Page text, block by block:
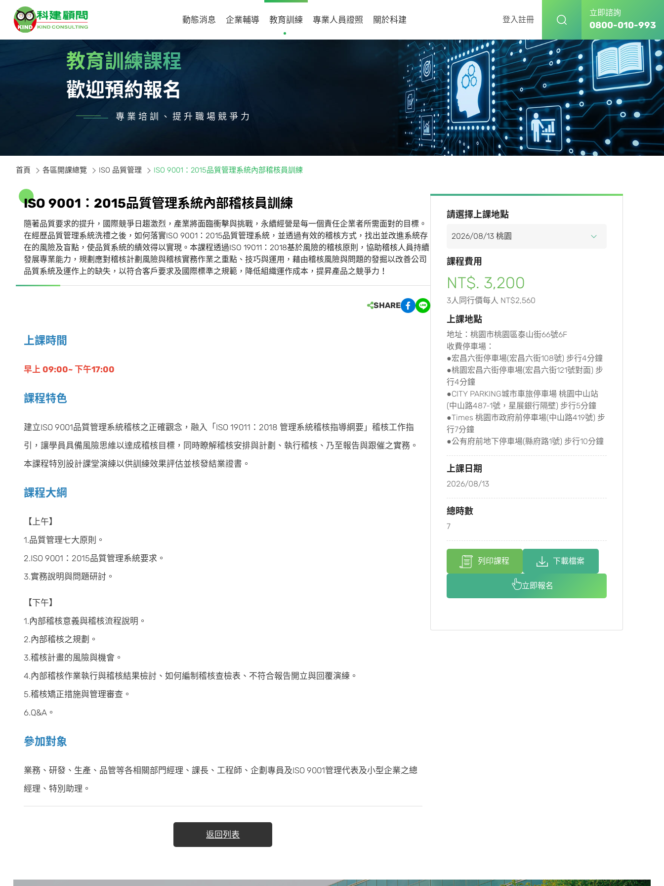
動態消息 企業輔導 教育訓練 專業人員證照 關於科建 登入註冊
立即諮詢
0800-010-993
教育訓練課程
歡迎預約報名
專業培訓、提升職場競爭力
首頁 各區開課總覽 ISO 品質管理 ISO 9001：2015品質管理系統內部稽核員訓練
ISO 9001 ： 2015品質管理系統內部稽核員訓練
隨著品質要求的提升，國際競爭日趨激烈，產業將面臨衝擊與挑戰，永續經營是每一個責任企業者所需面對的目標。
在經歷品質管理系統洗禮之後，如何落實ISO 9001：2015品質管理系統，並透過有效的稽核方式，找出並改進系統存
在的風險及盲點，使品質系統的績效得以實現。本課程透過ISO 19011：2018基於風險的稽核原則，協助稽核人員持續
發展專業能力，規劃應對稽核計劃風險與稽核實務作業之重點、技巧與運用，藉由稽核風險與問題的發掘以改善公司
品質系統及運作上的缺失，以符合客戶要求及國際標準之規範，降低組織運作成本，提昇產品之競爭力！
SHARE
上課時間
早上 09:00~ 下午17:00
課程特色
建立ISO 9001品質管理系統稽核之正確觀念，融入「ISO 19011：2018 管理系統稽核指導綱要」稽核工作指
引，讓學員具備風險思維以達成稽核目標，同時瞭解稽核安排與計劃、執行稽核、乃至報告與跟催之實務。
本課程特別設計課堂演練以供訓練效果評估並核發結業證書。
課程大綱
【上午】
1.品質管理七大原則。
2.ISO 9001：2015品質管理系統要求。
3.實務說明與問題研討。
【下午】
1.內部稽核意義與稽核流程說明。
2.內部稽核之規劃。
3.稽核計畫的風險與機會。
4.內部稽核作業執行與稽核結果檢討、如何編制稽核查檢表、不符合報告開立與回覆演練。
5.稽核矯正措施與管理審查。
6.Q&A。
參加對象
業務、研發、生產、品管等各相關部門經理、課長、工程師、企劃專員及ISO 9001管理代表及小型企業之總
經理、特別助理。
返回列表
請選擇上課地點
課程費用
NT$. 3,200
3人同行價每人 NT$2,560
上課地點
地址：桃園市桃園區泰山街66號6F
收費停車場：
●宏昌六街停車場(宏昌六街108號) 步行4分鐘
●桃園宏昌六街停車場(宏昌六街121號對面) 步
行4分鐘
●CITY PARKING城市車旅停車場 桃園中山站
(中山路487-1號，星展銀行隔壁) 步行5分鐘
●Times 桃園市政府前停車場(中山路419號) 步
行7分鐘
●公有府前地下停車場(縣府路1號) 步行10分鐘
上課日期
2026/08/13
總時數
7
列印課程 下載檔案
立即報名